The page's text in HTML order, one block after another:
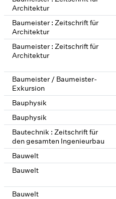
Architektur
Baumeister : Zeitschrift für
Architektur
Baumeister : Zeitschrift für
Architektur
Baumeister / Baumeister-
Exkursion
Bauphysik
Bauphysik
Bautechnik : Zeitschrift für
den gesamten Ingenieurbau
Bauwelt
Bauwelt
Bauwelt